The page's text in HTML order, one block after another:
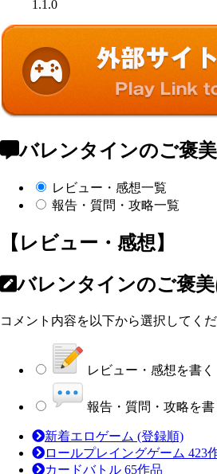
1.1.0
バレンタインのご褒
レビュー・感想一覧
報告・質問・攻略一覧
【レビュー・感想】
バレンタインのご褒
コメント内容を以下から選択してく
レビュー・感想を書く
報告・質問・攻略を書
新着エロゲーム (登録順)
ロールプレイングゲーム 423
カードバトル 65作品